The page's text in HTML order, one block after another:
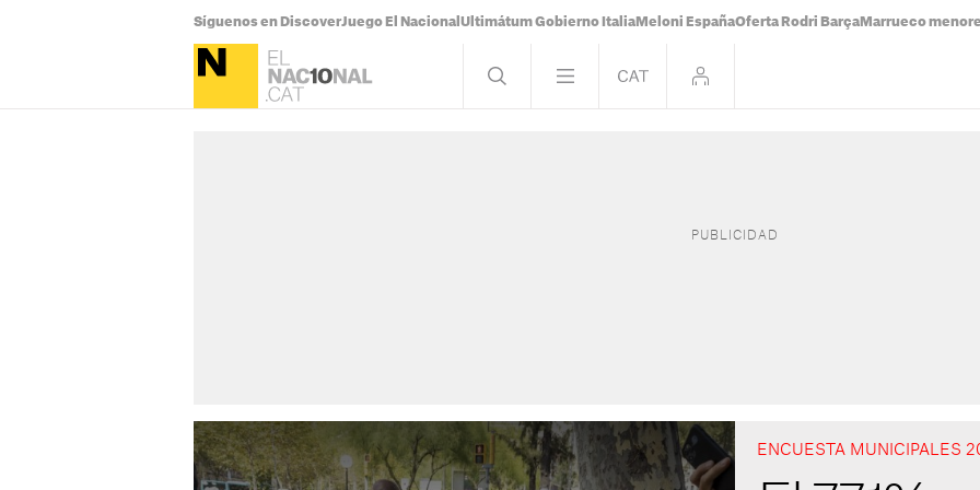
Síguenos en DiscoverJuego El Nacional Ultimátum Gobierno Italia Meloni EspañaOferta Rodri Barça Marrueco
ENCUESTA MUNICIPALES